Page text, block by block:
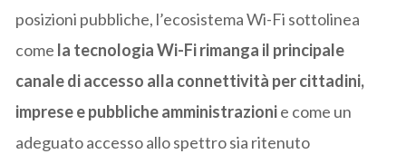
posizioni pubbliche, l’ecosistema Wi-Fi sottolinea
come la tecnologia Wi-Fi rimanga il principale
canale di accesso alla connettività per cittadini,
imprese e pubbliche amministrazionie come un
adeguato accesso allo spettro sia ritenuto